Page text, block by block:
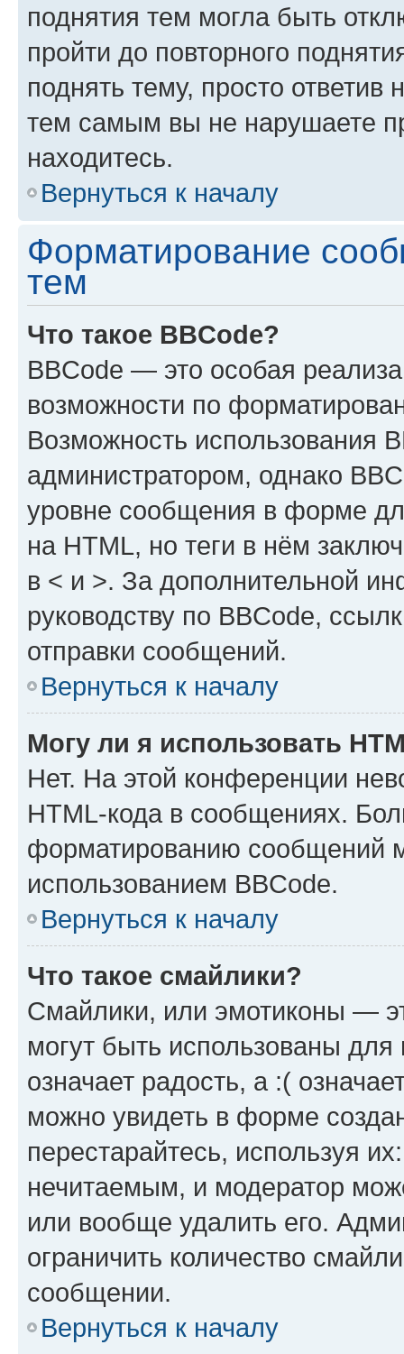
поднятия тем могла быть
пройти до повторного
поднять тему, просто ответив
тем самым вы не нарушаете
находитесь.
Вернуться к началу
Форматирование
тем
Что такое BBCode?
BBCode — это особая
возможности по
Возможность использования
администратором, однако
уровне сообщения в форме
на HTML, но теги в нём
в < и >. За дополнительной
руководству по BBCode,
отправки сообщений.
Вернуться к началу
Могу ли я использовать
Нет. На этой конференции
HTML-кода в сообщениях.
форматированию сообщений
использованием BBCode.
Вернуться к началу
Что такое смайлики?
Смайлики, или эмотиконы —
могут быть использованы
означает радость, а :(
можно увидеть в форме
перестарайтесь, используя
нечитаемым, и модератор
или вообще удалить его.
ограничить количество
сообщении.
Вернуться к началу